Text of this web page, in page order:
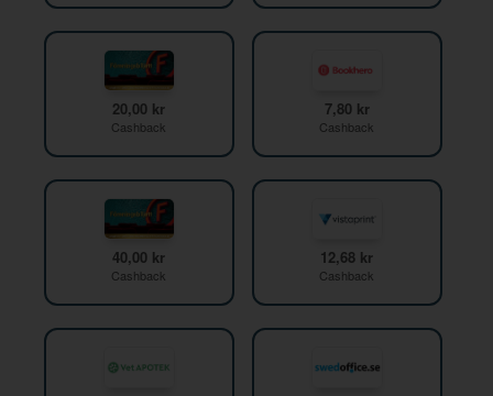
20,00 kr
Cashback
7,80 kr
Cashback
40,00 kr
Cashback
12,68 kr
Cashback